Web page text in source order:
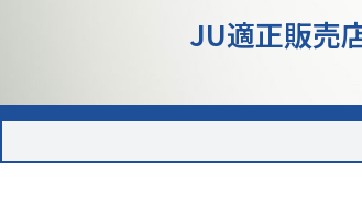
JU適正販売